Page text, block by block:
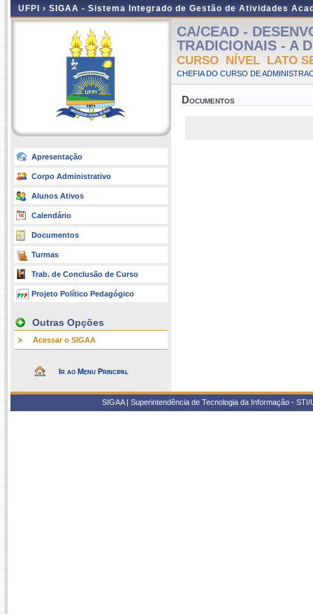
UFPI › SIGAA - Sistema Integrado de Gestão de Atividades
Apresentação
Corpo Administrativo
Alunos Ativos
Calendário
Documentos
Turmas
Trab. de Conclusão de Curso
Projeto Político Pedagógico
Outras Opções
Acessar o SIGAA
Ir ao Menu Principal
CA/CEAD -
TRADICIONAIS - A
CURSO NÍVEL LATO
CHEFIA DO CURSO DE
Documentos
SIGAA | Superintendência de Tecnologia da Informação -